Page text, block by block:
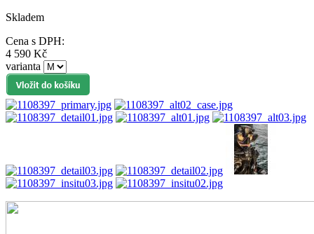
Skladem
Cena s DPH:
4 590 Kč
varianta